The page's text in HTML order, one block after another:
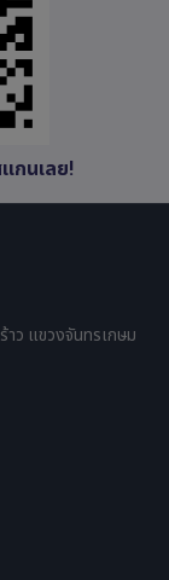
กนเลย!
ว แขวงจันทรเกษม